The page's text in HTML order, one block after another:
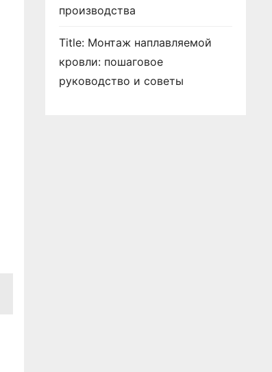
производства
Title: Монтаж наплавляемой
кровли: пошаговое
руководство и советы